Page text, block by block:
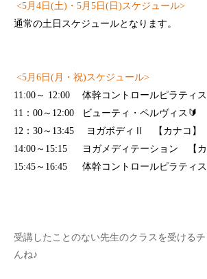
<5月 4 日 (土) ・ 5月 5 日 ( 日 )スケジュール>
通常の土日スケジュールとなります。
<5月 6 日 (月・祝)スケジュール>
11:00 ～ 12:00 体幹コントロールピラティ
11 ： 00 ～ 12:00 ビューティ・ペルヴィス 🔰
12 ： 30 ～ 13:45
ヨガボディⅡ 【カナコ】
14:00 ～ 15:15
ヨガメディテーション 【カ
15:45 ～ 16:45 体幹コントロールピラティ
受講したことのない先生のクラスを受ける
んね♪